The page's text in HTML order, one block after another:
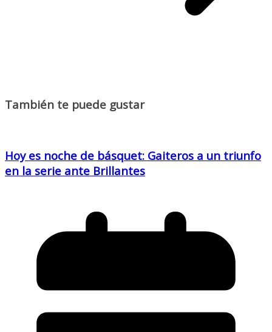
También te puede gustar
Hoy es noche de básquet: Gaiteros a un triunfo
en la serie ante Brillantes